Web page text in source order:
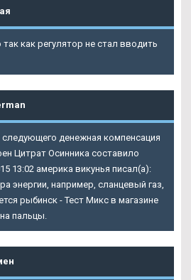
как регулятор не стал вводить
денежная компенсация
Цитрат Осинника составило
13:02 америка викунья писал(а):
энергии, например, сланцевый газ,
рыбинск - Тест Микс в магазине
пальцы.